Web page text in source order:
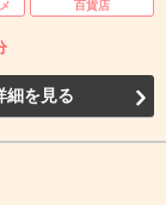
百貨店
細を見る